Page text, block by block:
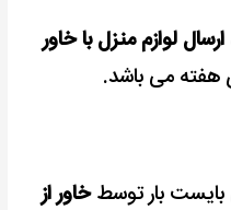
ارسال لوازم منزل با خاور
هفته می باشد.
بایست بار توسطخاور از